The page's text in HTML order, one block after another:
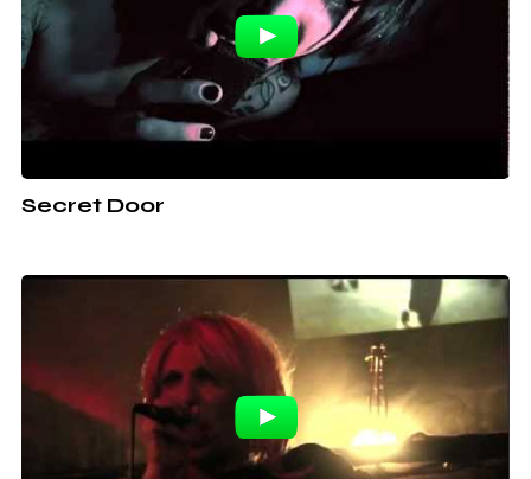
Secret Door